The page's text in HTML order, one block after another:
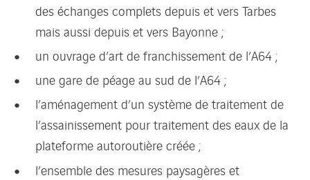
des échanges complets depuis et vers Tarbes
mais aussi depuis et vers Bayonne ;
un ouvrage d’art de franchissement de l’A64 ;
une gare de péage au sud de l’A64 ;
l’aménagement d’un système de traitement de
l’assainissement pour traitement des eaux de la
plateforme autoroutière créée ;
l’ensemble des mesures paysagères et